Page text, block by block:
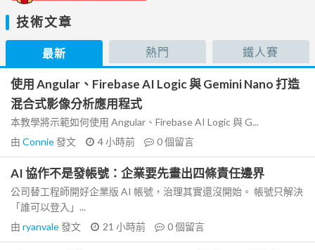
技術文章
最新 熱門 鐵人賽
使用 Angular、Firebase AI Logic 與 Gemini Nano 打造
混合式影像分析應用程式
本教學將示範如何使用 Angular、Firebase AI Logic 與 G...
由 Connie發文 4 小時前 0個留言
AI 協作不是發帳號：企業要先畫出四條責任邊界
公司替工程師開好企業版 AI 帳號，治理其實還沒開始。 帳號只解決
「誰可以登入」...
由 ryanvale發文 21 小時前 0個留言